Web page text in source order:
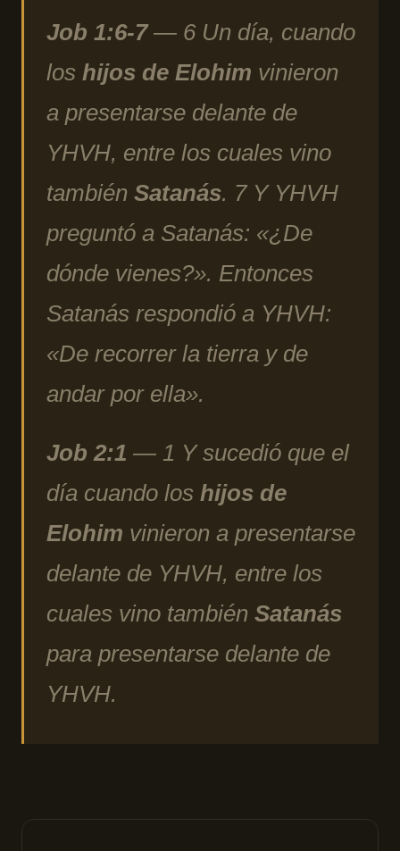
Job 1:6-7— 6 Un día, cuando
los hijos de Elohim vinieron
a presentarse delante de
YHVH, entre los cuales vino
también Satanás. 7 Y YHVH
preguntó a Satanás: «¿De
dónde vienes?». Entonces
Satanás respondió a YHVH:
«De recorrer la tierra y de
andar por ella».
Job 2:1 — 1 Y sucedió que el
día cuando los hijos de
Elohim vinieron a presentarse
delante de YHVH, entre los
cuales vino también Satanás
para presentarse delante de
YHVH.